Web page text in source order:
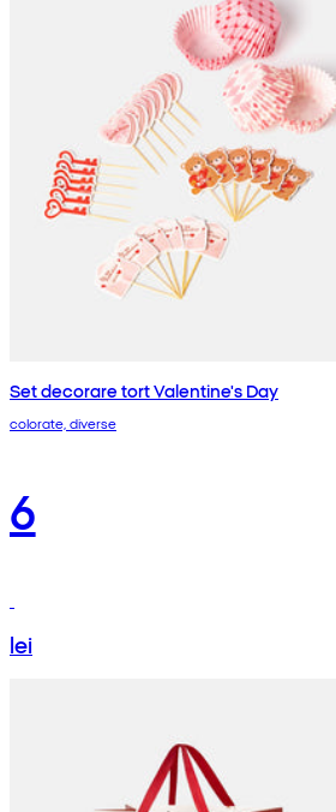
Set decorare tort Valentine's Day
colorate, diverse
6
lei